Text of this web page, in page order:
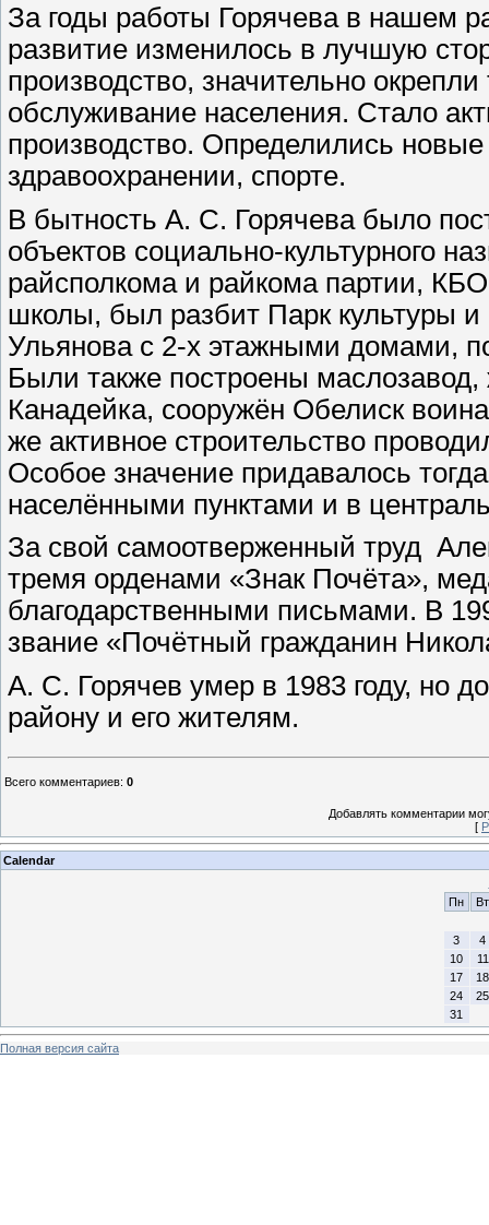
За годы работы Горячева в нашем
развитие изменилось в лучшую
производство, значительно
обслуживание населения. Стало
производство. Определились
здравоохранении, спорте.
В бытность А. С. Горячева было
объектов социально-культурного
райсполкома и райкома партии,
школы, был разбит Парк культуры
Ульянова с 2-х этажными домами,
Были также построены маслозавод,
Канадейка, сооружён Обелиск
же активное строительство
Особое значение придавалось
населёнными пунктами и в
За свой самоотверженный труд
тремя орденами «Знак Почёта»,
благодарственными письмами. В
звание «Почётный гражданин
А. С. Горячев умер в 1983 году, но
району и его жителям.
Всего комментариев: 0
Добавлять комментарии
[
Calendar
Пн
Вт
3
4
10
11
17
18
24
25
31
Полная версия сайта